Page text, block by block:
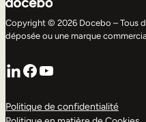
Copyright © 2026 Docebo – Tous
déposée ou une marque
LinkedIn
Facebook
YouTube
Politique de confidentialité